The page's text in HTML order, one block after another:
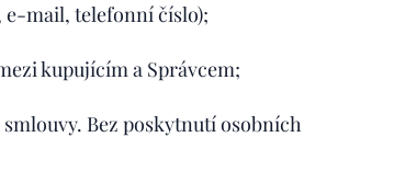
mail, telefonní číslo);
kupujícím a Správcem;
Bez poskytnutí osobních